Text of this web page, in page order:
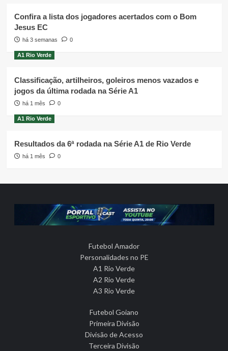
Confira a lista dos jogadores acertados com o Bom
Jesus EC
há 3 semanas 0
A1 Rio Verde
Classificação, artilheiros, goleiros menos vazados e
jogos da última rodada na Série A1
há 1 mês 0
A1 Rio Verde
Resultados da 6ª rodada na Série A1 de Rio Verde
há 1 mês 0
Futebol Amador
Personalidades no PE
A1 Rio Verde
A2 Rio Verde
A3 Rio Verde
Futebol Goiano
Primeira Divisão
Divisão de Acesso
Terceira Divisão